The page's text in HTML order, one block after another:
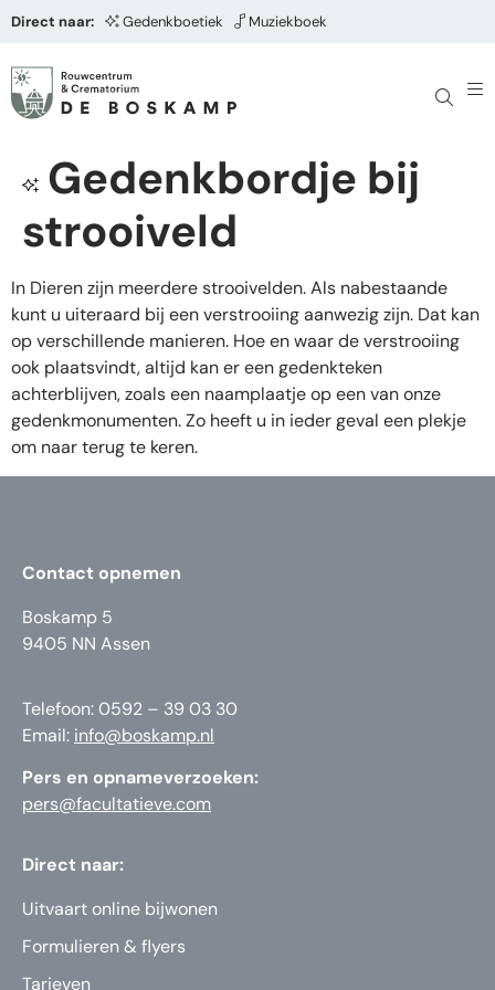
Direct naar: Gedenkboetiek Muziekboek
Gedenkbordje bij
strooiveld
In Dieren zijn meerdere strooivelden. Als nabestaande
kunt u uiteraard bij een verstrooiing aanwezig zijn. Dat kan
op verschillende manieren. Hoe en waar de verstrooiing
ook plaatsvindt, altijd kan er een gedenkteken
achterblijven, zoals een naamplaatje op een van onze
gedenkmonumenten. Zo heeft u in ieder geval een plekje
om naar terug te keren.
Contact opnemen
Boskamp 5
9405 NN Assen
Telefoon: 0592 – 39 03 30
Email: info@boskamp.nl
Pers en opnameverzoeken:
pers@facultatieve.com
Direct naar:
Uitvaart online bijwonen
Formulieren & flyers
Tarieven